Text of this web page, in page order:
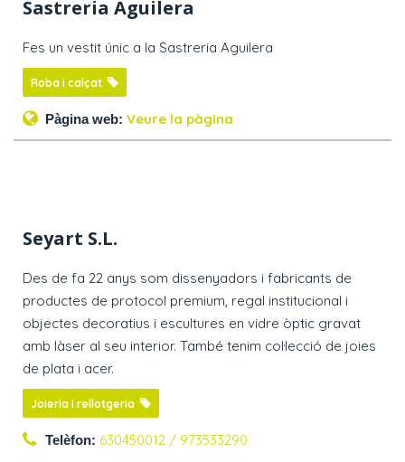
Sastreria Aguilera
Fes un vestit únic a la Sastreria Aguilera
Roba i calçat
Pàgina web: Veure la pàgina
Seyart S.L.
Des de fa 22 anys som dissenyadors i fabricants de
productes de protocol premium, regal institucional i
objectes decoratius i escultures en vidre òptic gravat
amb làser al seu interior. També tenim col·lecció de joies
de plata i acer.
Joieria i rellotgeria
Telèfon: 630450012 / 973533290